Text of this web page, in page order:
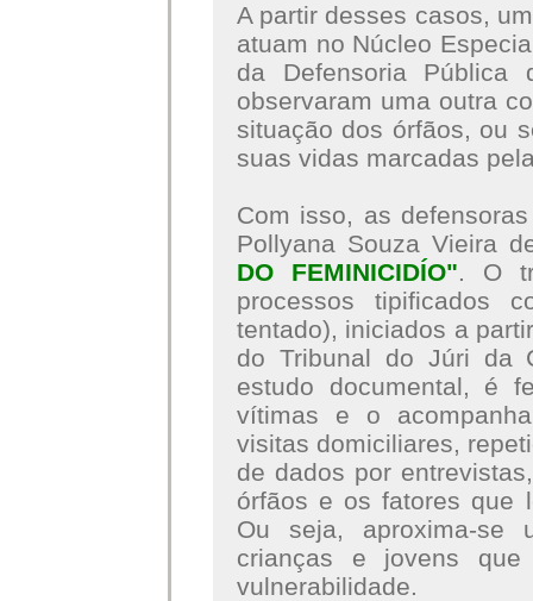
A partir desses casos,
atuam no Núcleo
da Defensoria Pública
observaram uma outra
situação dos órfãos, ou
suas vidas marcadas
Com isso, as
Pollyana Souza Vieira
DO FEMINICIDÍO". O
processos tipificados
tentado), iniciados a
do Tribunal do Júri da
estudo documental, é
vítimas e o
visitas domiciliares,
de dados por
órfãos e os fatores que
Ou seja, aproxima-se
crianças e jovens
vulnerabilidade.